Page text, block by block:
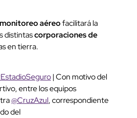
monitoreo aéreofacilitará la
distintascorporaciones de
en tierra.
| Con motivo del
entre los equipos
@CruzAzul, correspondiente
del